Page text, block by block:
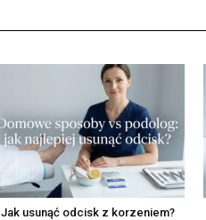
Jak usunąć odcisk z korzeniem?